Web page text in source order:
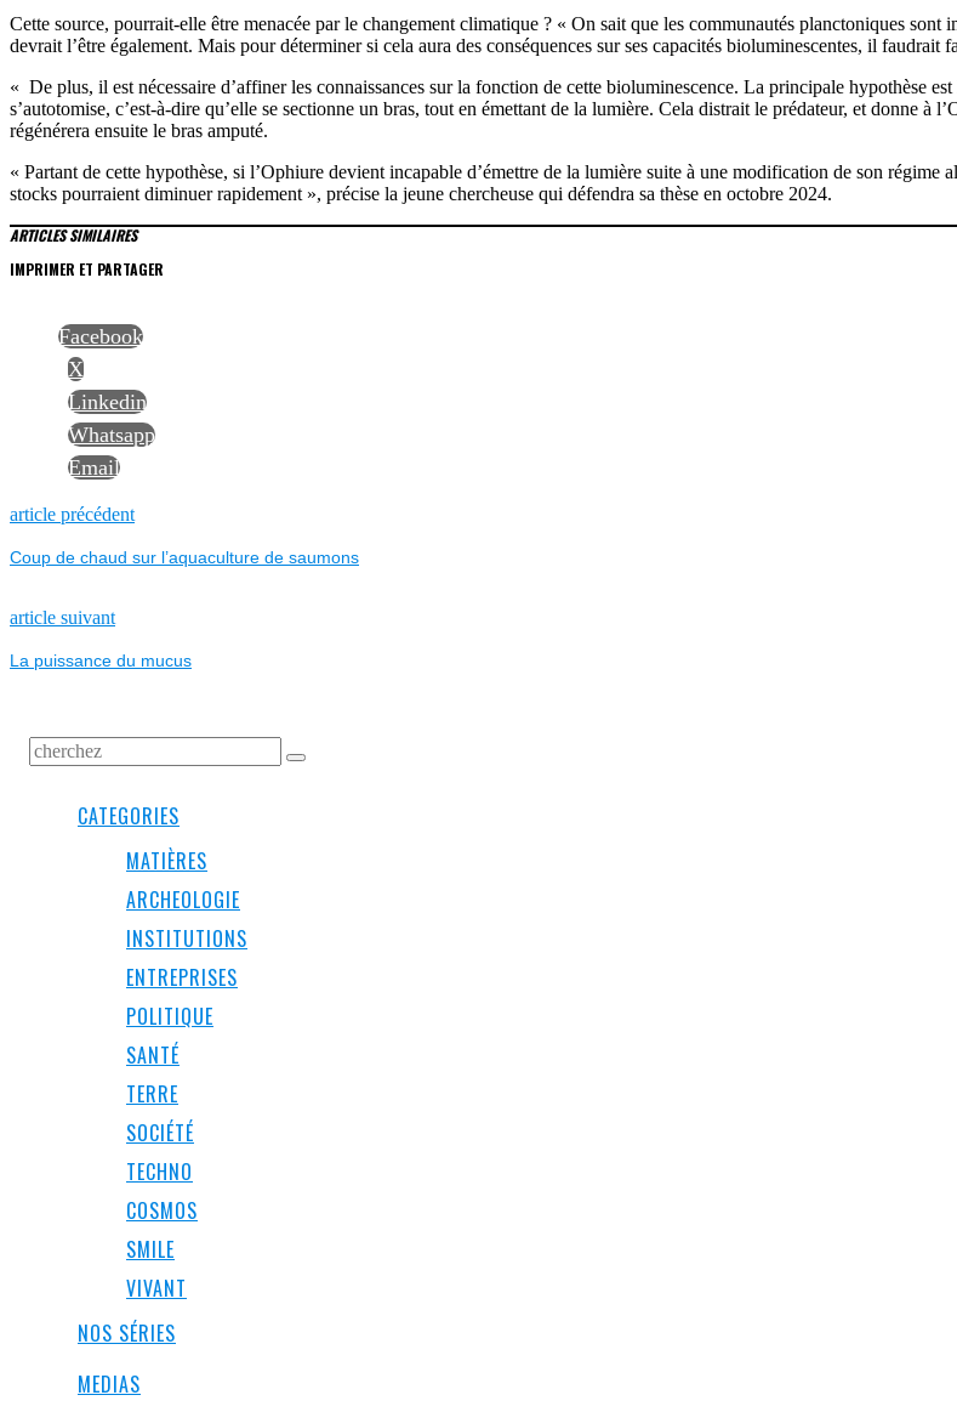
Cette source, pourrait-elle être menacée par le changement climatique ? « On sait que les communautés planctoniques
devrait l’être également. Mais pour déterminer si cela aura des conséquences sur ses capacités bioluminescentes, il faudrait
« De plus, il est nécessaire d’affiner les connaissances sur la fonction de cette bioluminescence. La principale hypothèse
s’autotomise, c’est-à-dire qu’elle se sectionne un bras, tout en émettant de la lumière. Cela distrait le prédateur, et donne à
régénérera ensuite le bras amputé.
« Partant de cette hypothèse, si l’Ophiure devient incapable d’émettre de la lumière suite à une modification de son
stocks pourraient diminuer rapidement », précise la jeune chercheuse qui défendra sa thèse en octobre 2024.
ARTICLES SIMILAIRES
IMPRIMER ET PARTAGER
Facebook
X
Linkedin
Whatsapp
Email
NAVIGATION
DE
L’ARTICLE
article précédentPrevious
Coup de chaud sur l’aquaculture de saumons
article suivantNext
La puissance du mucus
CATEGORIES
MATIÈRES
ARCHEOLOGIE
INSTITUTIONS
ENTREPRISES
POLITIQUE
SANTÉ
TERRE
SOCIÉTÉ
TECHNO
COSMOS
SMILE
VIVANT
NOS SÉRIES
MEDIAS